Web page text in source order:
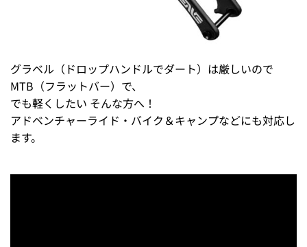
グラベル（ドロップハンドルでダート）は厳しいので
MTB（フラットバー）で、
でも軽くしたい そんな方へ！
アドベンチャーライド・バイク＆キャンプなどにも対応し
ます。